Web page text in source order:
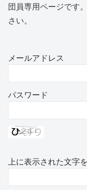
団員専用ページです
さい。
メールアドレス
パスワード
上に表示された文字